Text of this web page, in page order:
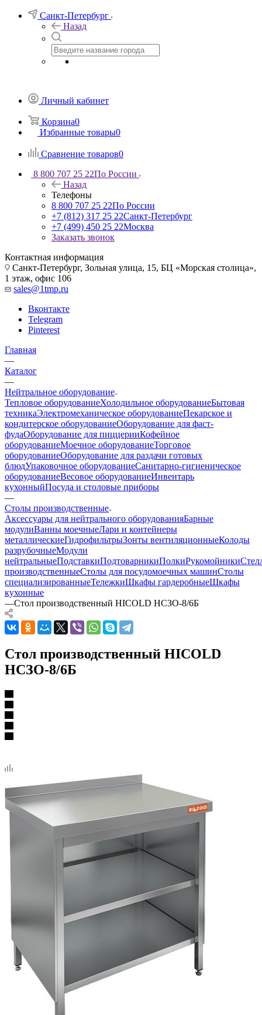
Санкт-Петербург
Назад
Личный кабинет
Корзина0
Избранные товары0
Сравнение товаров0
8 800 707 25 22По России
Назад
Телефоны
8 800 707 25 22По России
+7 (812) 317 25 22Санкт-Петербург
+7 (499) 450 25 22Москва
Заказать звонок
Контактная информация
Санкт-Петербург, Зольная улица, 15, БЦ «Морская столица»,
1 этаж, офис 106
sales@1tmp.ru
Вконтакте
Telegram
Pinterest
Главная
—
Каталог
—
Нейтральное оборудование
Тепловое оборудованиеХолодильное оборудованиеБытовая
техникаЭлектромеханическое оборудованиеПекарское и
кондитерское оборудованиеОборудование для фаст-
фудаОборудование для пиццерииКофейное
оборудованиеМоечное оборудованиеТорговое
оборудованиеОборудование для раздачи готовых
блюдУпаковочное оборудованиеСанитарно-гигиеническое
оборудованиеВесовое оборудованиеИнвентарь
кухонныйПосуда и столовые приборы
—
Столы производственные
Аксессуары для нейтрального оборудованияБарные
модулиВанны моечныеЛари и контейнеры
металлическиеГидрофильтрыЗонты вентиляционныеКолоды
разрубочныеМодули
нейтральныеПодставкиПодтоварникиПолкиРукомойники
производственныеСтолы для посудомоечных машинСтолы
специализированныеТележкиШкафы гардеробныеШкафы
кухонные
—Стол производственный HICOLD НСЗО-8/6Б
Стол производственный HICOLD
НСЗО-8/6Б